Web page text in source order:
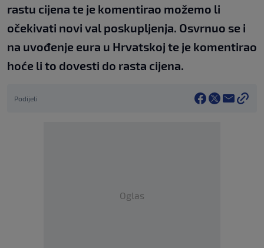
rastu cijena te je komentirao možemo li
očekivati novi val poskupljenja. Osvrnuo se i
na uvođenje eura u Hrvatskoj te je komentirao
hoće li to dovesti do rasta cijena.
Podijeli
Oglas